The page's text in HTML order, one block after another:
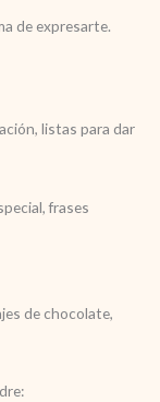
de expresarte.
listas para dar
frases
de chocolate,